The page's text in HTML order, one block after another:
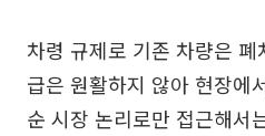
차령 규제로 기존 차량은
급은 원활하지 않아 현장에
순 시장 논리로만 접근해서